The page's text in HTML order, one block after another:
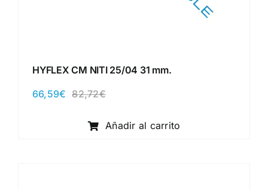
HYFLEX CM NITI 25/04 31 mm.
82,72€El
original
era:
66,59€
El
actual
es:
Añadir al carrito